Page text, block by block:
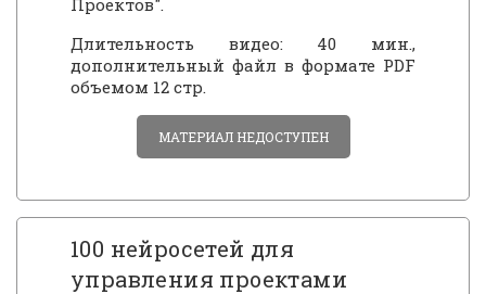
Проектов".
Длительность видео: 40 мин.,
дополнительный файл в формате PDF
объемом 12 стр.
МАТЕРИАЛ НЕДОСТУПЕН
100 нейросетей для
управления проектами